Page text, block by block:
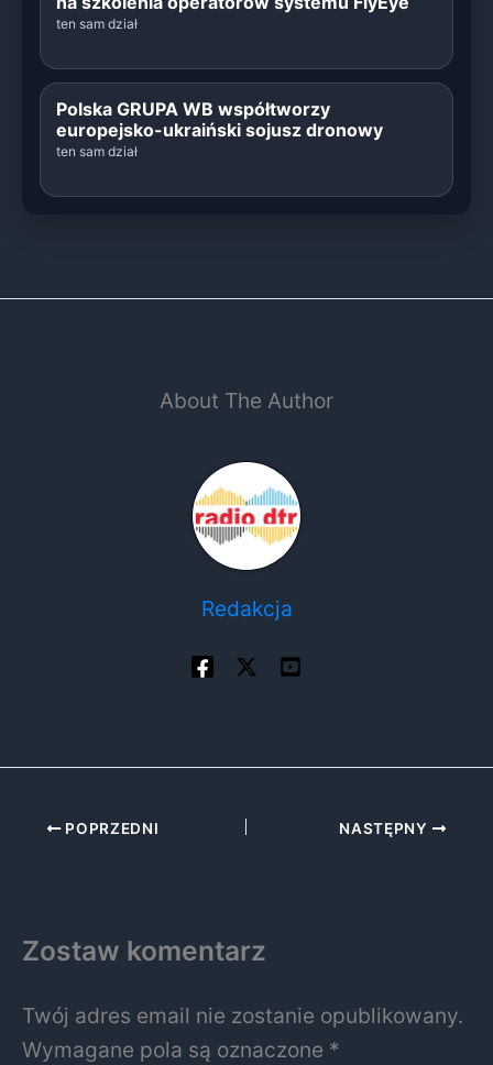
ten sam dział
Polska GRUPA WB współtworzy
europejsko-ukraiński sojusz dronowy
ten sam dział
About The Author
Redakcja
POPRZEDNI NASTĘPNY
Zostaw komentarz
Twój adres email nie zostanie opublikowany.
Wymagane pola są oznaczone *